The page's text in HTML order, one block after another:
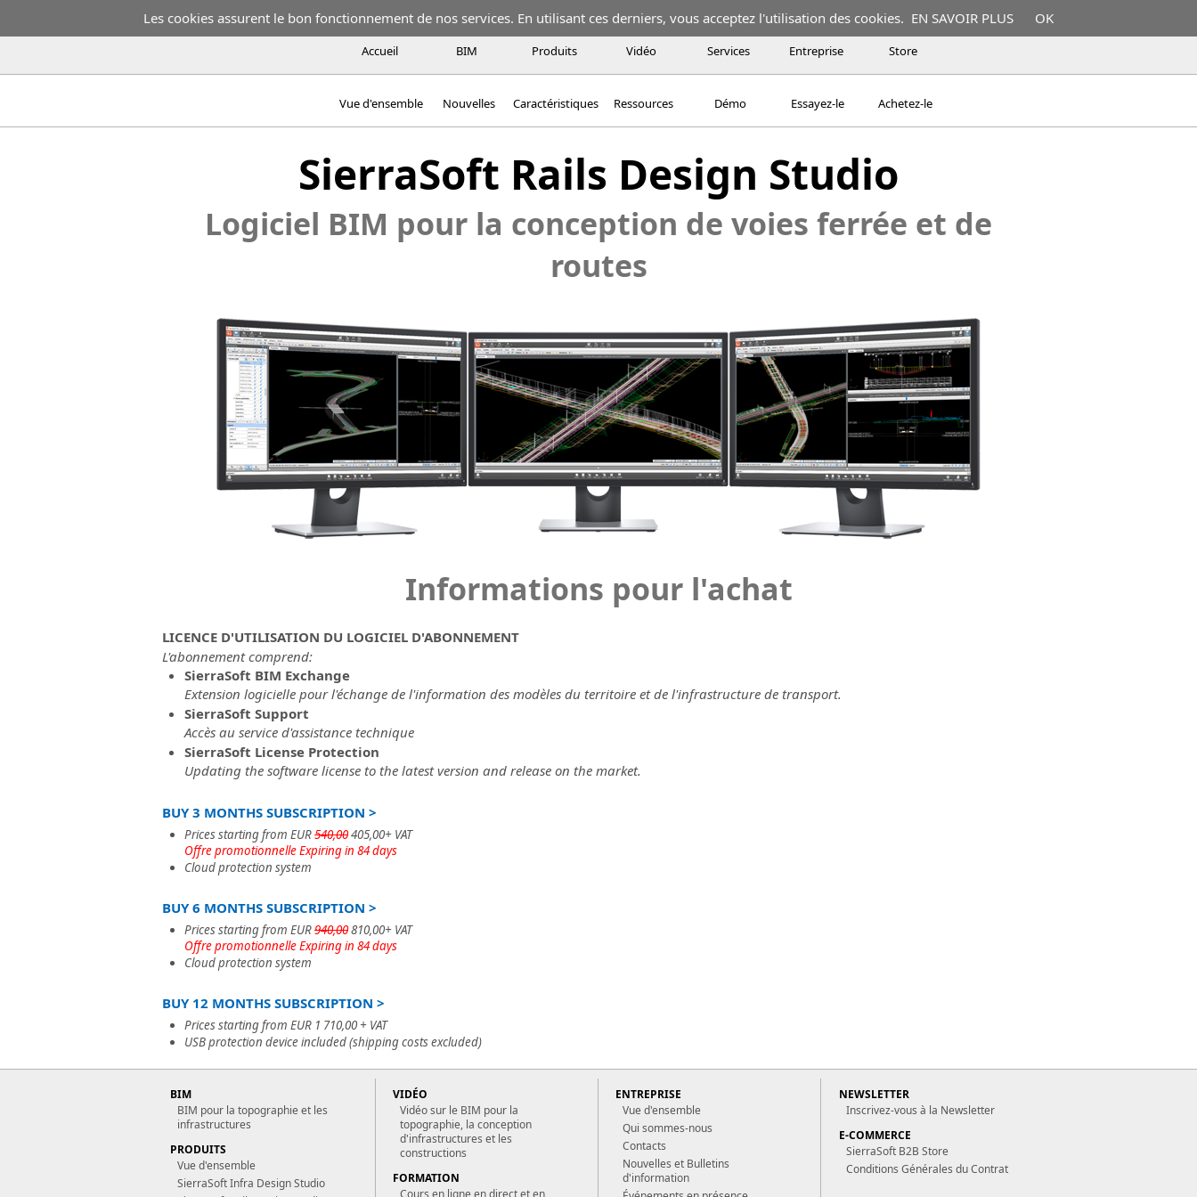
Accueil BIM Produits Vidéo Services Entreprise Store
Vue d'ensemble Nouvelles Caractéristiques Ressources Démo Essayez-le Achetez-le
SierraSoft Rails Design Studio
Logiciel BIM pour la conception de voies ferrée et de
routes
Informations pour l'achat
LICENCE D'UTILISATION DU LOGICIEL D'ABONNEMENT
L'abonnement comprend:
SierraSoft BIM Exchange
Extension logicielle pour l'échange de l'information des modèles du territoire et de l'infrastructure de transport.
SierraSoft Support
Accès au service d'assistance technique
SierraSoft License Protection
Updating the software license to the latest version and release on the market.
BUY 3 MONTHS SUBSCRIPTION >
Prices starting from EUR540,00405,00+ VAT
Offre promotionnelle Expiring in 84 days
Cloud protection system
BUY 6 MONTHS SUBSCRIPTION >
Prices starting from EUR940,00810,00+ VAT
Offre promotionnelle Expiring in 84 days
Cloud protection system
BUY 12 MONTHS SUBSCRIPTION >
Prices starting from EUR 1 710,00 + VAT
USB protection device included (shipping costs excluded)
BIM
BIM pour la topographie et les
infrastructures
PRODUITS
Vue d'ensemble
SierraSoft Infra Design Studio
VIDÉO
Vidéo sur le BIM pour la
topographie, la conception
d'infrastructures et les
constructions
FORMATION
Cours en ligne en direct et en
ENTREPRISE
Vue d'ensemble
Qui sommes-nous
Contacts
Nouvelles et Bulletins
d'information
NEWSLETTER
Inscrivez-vous à la Newsletter
E-COMMERCE
SierraSoft B2B Store
Conditions Générales du Contrat
Les cookies assurent le bon fonctionnement de nos services. En utilisant ces derniers, vous acceptez l'utilisation des cookies. EN SAVOIR PLUS OK